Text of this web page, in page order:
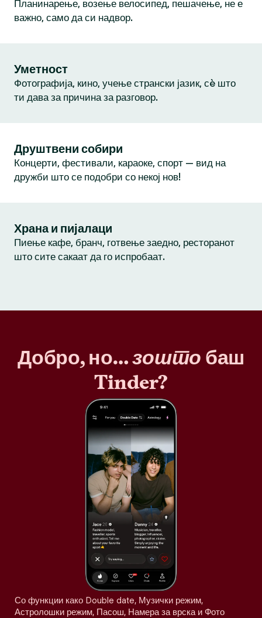
Планинарење, возење велосипед, пешачење, не е
важно, само да си надвор.
Уметност
Фотографија, кино, учење странски јазик, сè што
ти дава за причина за разговор.
Друштвени собири
Концерти, фестивали, караоке, спорт — вид на
дружби што се подобри со некој нов!
Храна и пијалаци
Пиење кафе, бранч, готвење заедно, ресторанот
што сите сакаат да го испробаат.
Добро, но…зошто баш
Tinder?
Со функции како Double date, Музички режим,
Астролошки режим, Пасош, Намера за врска и Фото